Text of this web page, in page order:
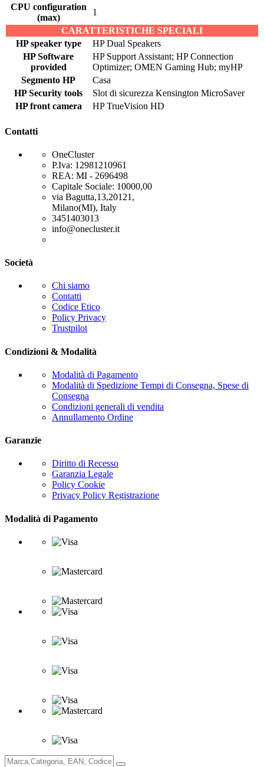
CPU configuration
(max)
1
CARATTERISTICHE SPECIALI
HP speaker type
HP Dual Speakers
HP Software
provided
HP Support Assistant; HP Connection
Optimizer; OMEN Gaming Hub; myHP
Segmento HP
Casa
HP Security tools
Slot di sicurezza Kensington MicroSaver
HP front camera
HP TrueVision HD
Contatti
OneCluster
P.Iva: 12981210961
REA: MI - 2696498
Capitale Sociale: 10000,00
via Bagutta,13,20121,
Milano(MI), Italy
3451403013
info@onecluster.it
Società
Chi siamo
Contatti
Codice Etico
Policy Privacy
Trustpilot
Condizioni & Modalità
Modalità di Pagamento
Modalità di Spedizione Tempi di Consegna, Spese di
Consegna
Condizioni generali di vendita
Annullamento Ordine
Garanzie
Diritto di Recesso
Garanzia Legale
Policy Cookie
Privacy Policy Registrazione
Modalità di Pagamento